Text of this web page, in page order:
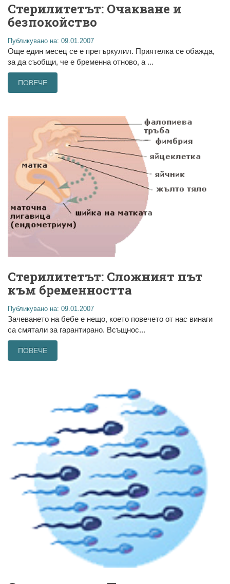
Стерилитетът: Очакване и
безпокойство
Публикувано на: 09.01.2007
Oще един месец се е претъркулил. Приятелка се обажда,
за да съобщи, че е бременна отново, а ...
ПОВЕЧЕ
Стерилитетът: Сложният път
към бременността
Публикувано на: 09.01.2007
Зачеването на бебе е нещо, което повечето от нас винаги
са смятали за гарантирано. Всъщнос...
ПОВЕЧЕ